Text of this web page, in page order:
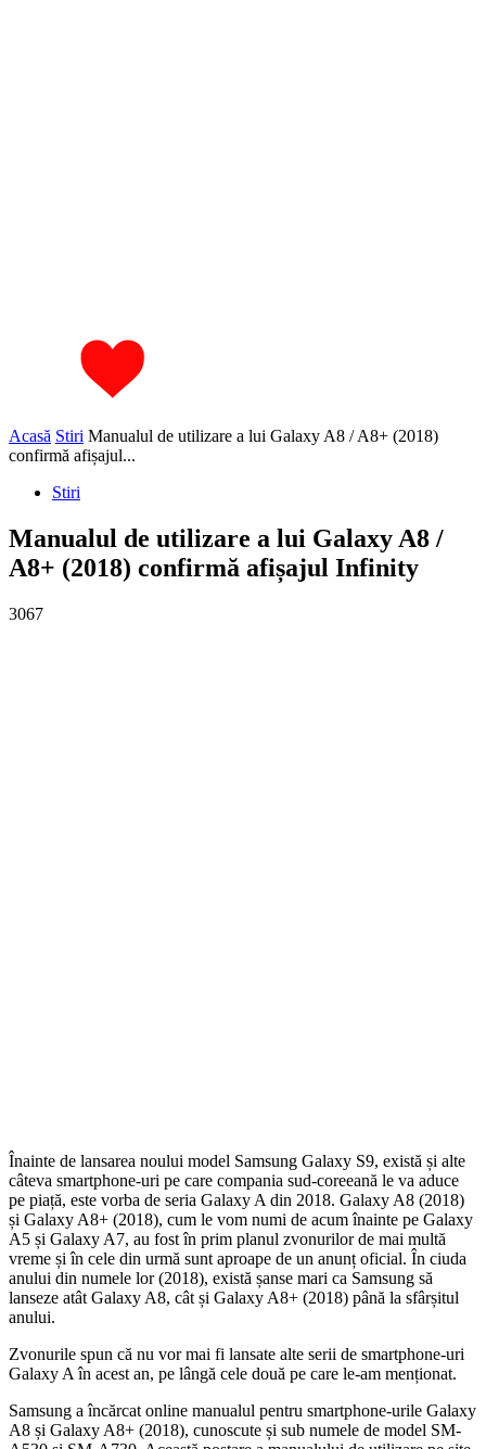
Acasă Stiri Manualul de utilizare a lui Galaxy A8 / A8+ (2018)
confirmă afișajul...
Stiri
Manualul de utilizare a lui Galaxy A8 /
A8+ (2018) confirmă afișajul Infinity
3067
Înainte de lansarea noului model Samsung Galaxy S9, există și alte
câteva smartphone-uri pe care compania sud-coreeană le va aduce
pe piață, este vorba de seria Galaxy A din 2018. Galaxy A8 (2018)
și Galaxy A8+ (2018), cum le vom numi de acum înainte pe Galaxy
A5 și Galaxy A7, au fost în prim planul zvonurilor de mai multă
vreme și în cele din urmă sunt aproape de un anunț oficial. În ciuda
anului din numele lor (2018), există șanse mari ca Samsung să
lanseze atât Galaxy A8, cât și Galaxy A8+ (2018) până la sfârșitul
anului.
Zvonurile spun că nu vor mai fi lansate alte serii de smartphone-uri
Galaxy A în acest an, pe lângă cele două pe care le-am menționat.
Samsung a încărcat online manualul pentru smartphone-urile Galaxy
A8 și Galaxy A8+ (2018), cunoscute și sub numele de model SM-